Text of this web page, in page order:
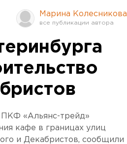
Марина Колесникова
«Альянс-трейд»
кафе в границах улиц
и Декабристов, сообщили